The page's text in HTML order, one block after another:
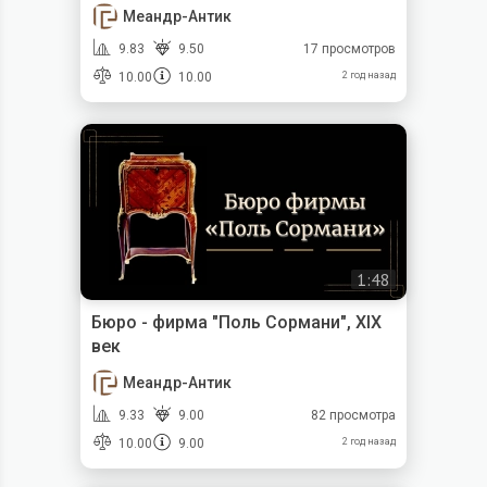
Меандр-Антик
9.83
9.50
10.00
10.00
17 просмотров
2 год назад
1:48
Бюро - фирма "Поль Сормани", XIX
век
Меандр-Антик
9.33
9.00
10.00
9.00
82 просмотра
2 год назад